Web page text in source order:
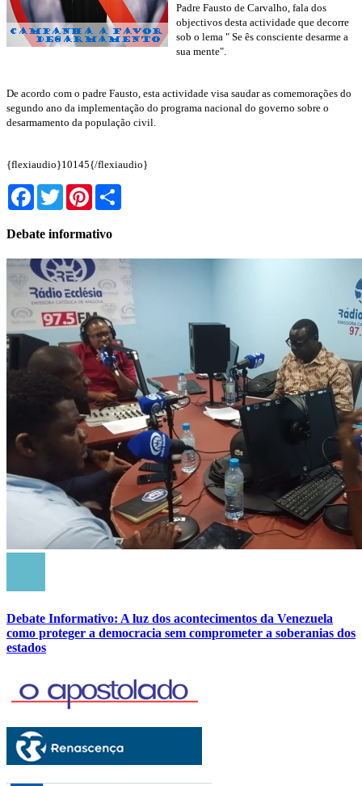
Padre Fausto de Carvalho, fala dos
objectivos desta actividade que decorre
sob o lema " Se ês consciente desarme a
sua mente".
De acordo com o padre Fausto, esta actividade visa saudar as comemorações do
segundo ano da implementação do programa nacional do governo sobre o
desarmamento da população civil.
{flexiaudio}10145{/flexiaudio}
Facebook
TwitterPinterest
Debate informativo
Debate Informativo: A luz dos acontecimentos da Venezuela
como proteger a democracia sem comprometer a soberanias dos
estados